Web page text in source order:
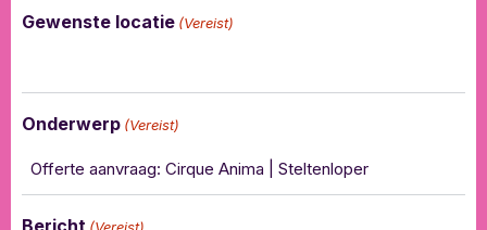
Gewenste locatie (Vereist)
Onderwerp (Vereist)
Bericht (Vereist)